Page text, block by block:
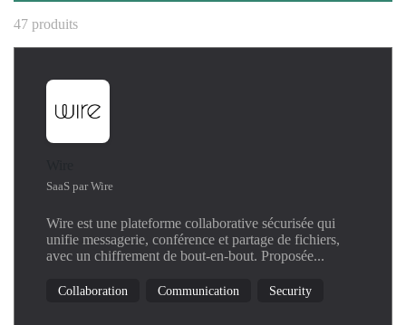
Database
Governance
Kubernetes
Linux
Network
47 produits
SaaS par Wire
Wire est une plateforme collaborative sécurisée qui
unifie messagerie, conférence et partage de fichiers,
avec un chiffrement de bout-en-bout. Proposée...
Collaboration Communication Security